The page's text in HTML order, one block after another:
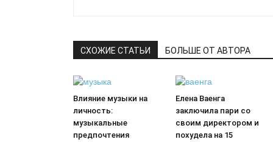
СХОЖИЕ СТАТЬИ БОЛЬШЕ ОТ АВТОРА
Влияние музыки на
личность:
музыкальные
предпочтения
Елена Ваенга
заключила пари со
своим директором и
похудела на 15